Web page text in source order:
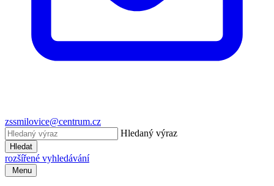
zssmilovice@centrum.cz
Hledaný výraz
Hledat
rozšířené vyhledávání
Menu